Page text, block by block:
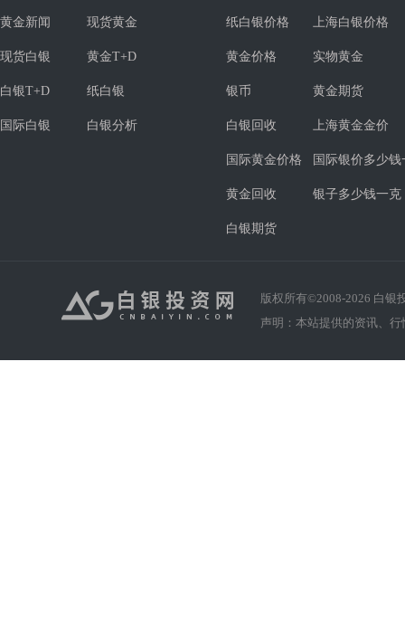
黄金新闻 现货黄金
现货白银 黄金T+D
白银T+D 纸白银
国际白银 白银分析
纸白银价格 上海白银价格
黄金价格 实物黄金
银币 黄金期货
白银回收 上海黄金金价
国际黄金价格 国际银价多少钱
黄金回收 银子多少钱一克
白银期货
版权所有©2008-2026 白银
声明：本站提供的资讯、